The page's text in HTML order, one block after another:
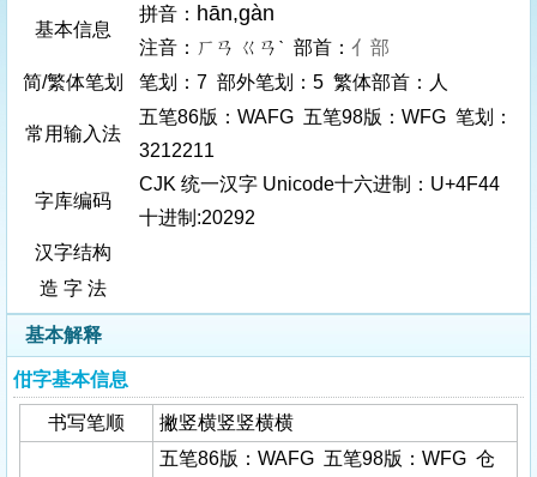
基本信息
拼音： hān,gàn
注音：ㄏㄢ ㄍㄢˋ 部首： 亻部
简/繁体笔划
笔划：7 部外笔划：5 繁体部首：人
常用输入法
五笔86版：WAFG 五笔98版：WFG 笔划：
3212211
字库编码
CJK 统一汉字 Unicode十六进制：U+4F44
十进制:20292
汉字结构
造 字 法
基本解释
佄字基本信息
书写笔顺 撇竖横竖竖横横
五笔86版：WAFG 五笔98版：WFG 仓